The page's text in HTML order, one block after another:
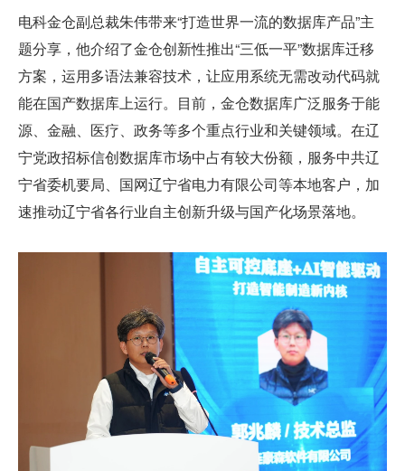
电科金仓副总裁朱伟带来“打造世界一流的数据库产品”主
题分享，他介绍了金仓创新性推出“三低一平”数据库迁移
方案，运用多语法兼容技术，让应用系统无需改动代码就
能在国产数据库上运行。目前，金仓数据库广泛服务于能
源、金融、医疗、政务等多个重点行业和关键领域。在辽
宁党政招标信创数据库市场中占有较大份额，服务中共辽
宁省委机要局、国网辽宁省电力有限公司等本地客户，加
速推动辽宁省各行业自主创新升级与国产化场景落地。